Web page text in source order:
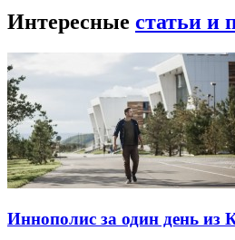
Интересные статьи и
Иннополис за один день из